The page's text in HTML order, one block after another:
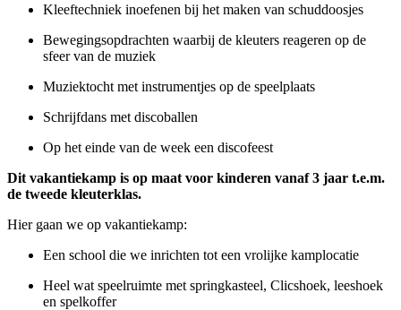
Kleeftechniek inoefenen bij het maken van schuddoosjes
Bewegingsopdrachten waarbij de kleuters reageren op de
sfeer van de muziek
Muziektocht met instrumentjes op de speelplaats
Schrijfdans met discoballen
Op het einde van de week een discofeest
Dit vakantiekamp is op maat voor kinderen vanaf 3 jaar t.e.m.
de tweede kleuterklas.
Hier gaan we op vakantiekamp:
Een school die we inrichten tot een vrolijke kamplocatie
Heel wat speelruimte met springkasteel, Clicshoek, leeshoek
en spelkoffer